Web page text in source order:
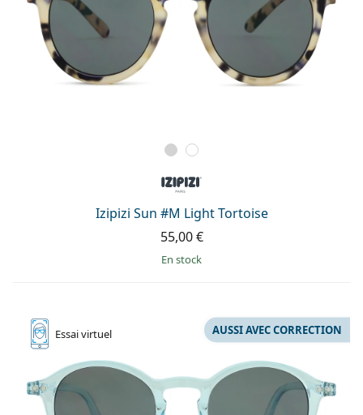
Izipizi Sun #M Light Tortoise
55,00 €
en stock
Essaivirtuel AUSSI AVEC CORRECTION